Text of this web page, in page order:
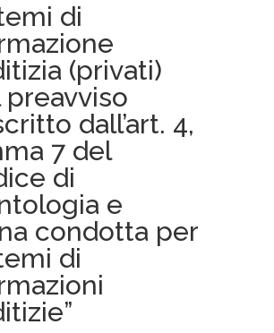
di
(privati)
preavviso
dall’art. 4,
7 del
di
e
condotta per
di